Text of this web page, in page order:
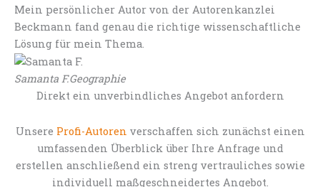
Mein persönlicher Autor von der Autorenkanzlei
Beckmann fand genau die richtige wissenschaftliche
Lösung für mein Thema.
Samanta F.Geographie
Direkt ein unverbindliches Angebot anfordern
Unsere Profi-Autoren verschaffen sich zunächst einen
umfassenden Überblick über Ihre Anfrage und
erstellen anschließend ein streng vertrauliches sowie
individuell maßgeschneidertes Angebot.